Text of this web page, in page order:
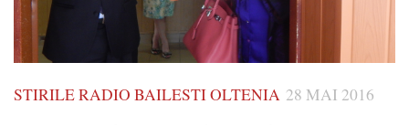
STIRILE RADIO BAILESTI OLTENIA 28 MAI 2016